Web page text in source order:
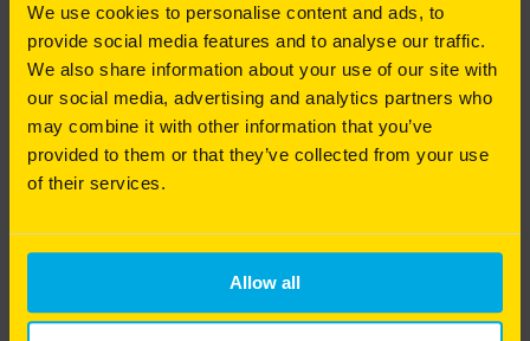
We use cookies to personalise content and ads, to
provide social media features and to analyse our traffic.
We also share information about your use of our site with
our social media, advertising and analytics partners who
may combine it with other information that you’ve
provided to them or that they’ve collected from your use
of their services.
Allow all
Mon Mélange Prairie
Rapide d'installation
Très bonne pérennité : 5 ans et plus
d'optimiser les bénéfices de la tonte, de l'arrosage
et de la fertilisation.
Pourquoi et comment intervenir mécaniquement
pour redonner vie à votre pelouse ? Alexis Neveu
vous explique les gestes techniques indispensables
pour entretenir un gazon sain et durable.
Bonne écoute à toutes et à tous !